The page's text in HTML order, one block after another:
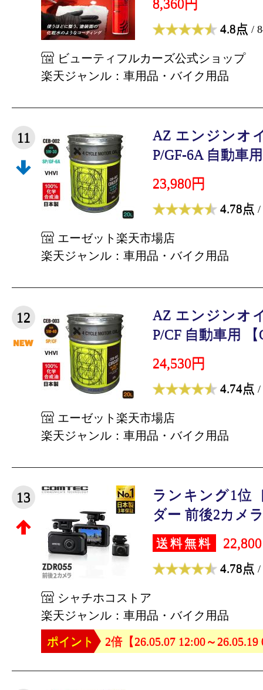
8,360円
4.8点 /
ビューティフルカーズ公式ショップ
楽天ジャンル：車用品・バイク用品
11
AZ エンジンオ
P/GF-6A 自動車
23,980円
4.78点 /
エーゼット楽天市場店
楽天ジャンル：車用品・バイク用品
12
AZ エンジンオ
P/CF 自動車用 【
24,530円
4.74点 /
エーゼット楽天市場店
楽天ジャンル：車用品・バイク用品
13
ランキング1位
ダー 前後2カメ
送料無料
4.78点 /
シャチホコストア
楽天ジャンル：車用品・バイク用品
ポイント
2倍【26.05.07 12:00～26.05.19